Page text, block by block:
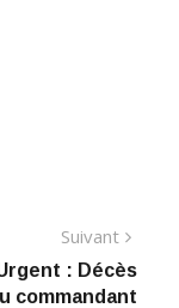
Suivant
: Décès
commandant